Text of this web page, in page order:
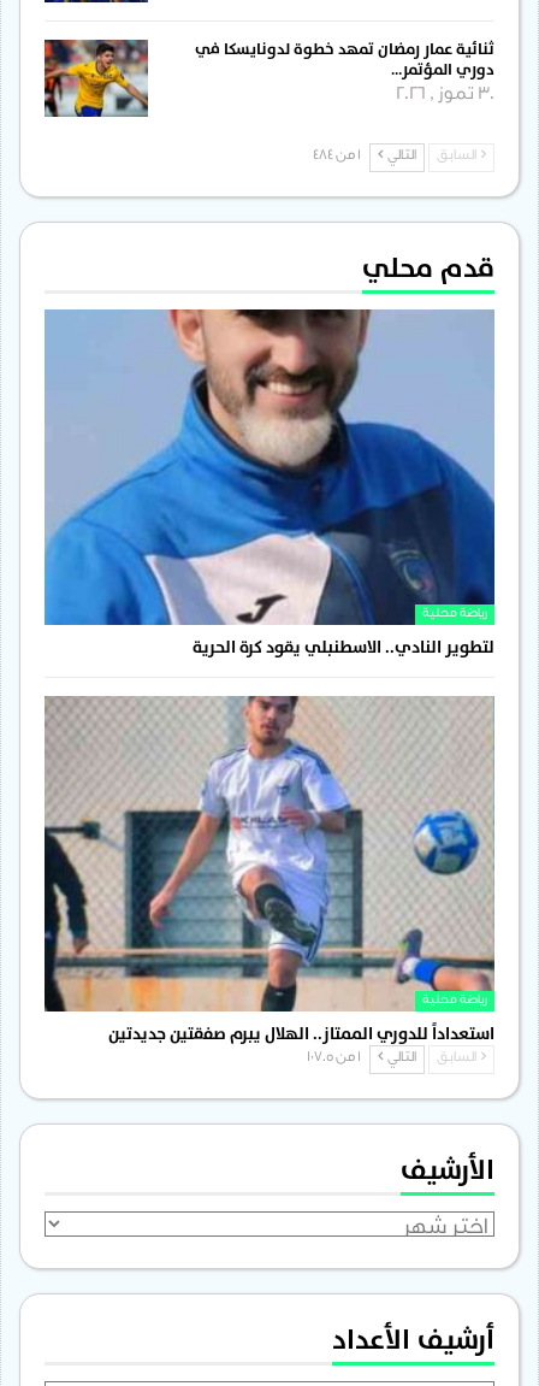
ثنائية عمار رمضان تمهد خطوة لدونايسكا في
دوري المؤتمر…
30 تموز , 2026
السابق التالي
قدم محلي
رياضة محلية
لتطوير النادي.. الاسطنبلي يقود كرة الحرية
رياضة محلية
استعداداً للدوري الممتاز.. الهلال يبرم صفقتين جديدتين
السابق التالي
الأرشيف
الأرشيف
أرشيف الأعداد